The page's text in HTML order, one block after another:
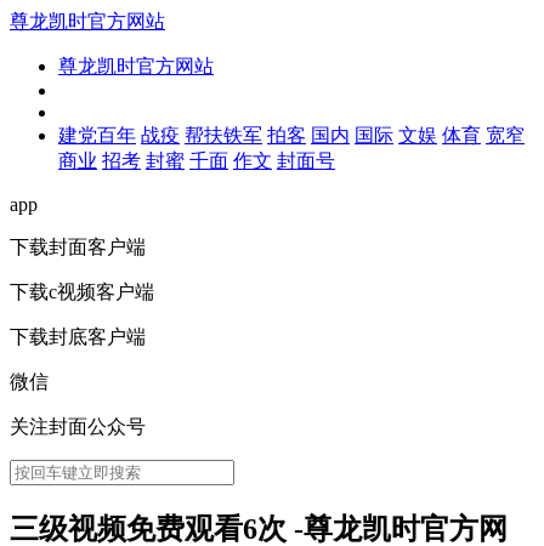
尊龙凯时官方网站
尊龙凯时官方网站
建党百年 战疫 帮扶铁军 拍客 国内 国际 文娱 体育 宽窄
商业 招考 封蜜 千面 作文 封面号
app
下载封面客户端
下载c视频客户端
下载封底客户端
微信
关注封面公众号
三级视频免费观看6次 -尊龙凯时官方网